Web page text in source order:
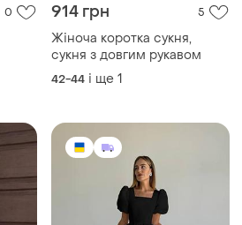
0 914 грн 5
Жіноча коротка сукня,
сукня з довгим рукавом
42-44 і ще 1